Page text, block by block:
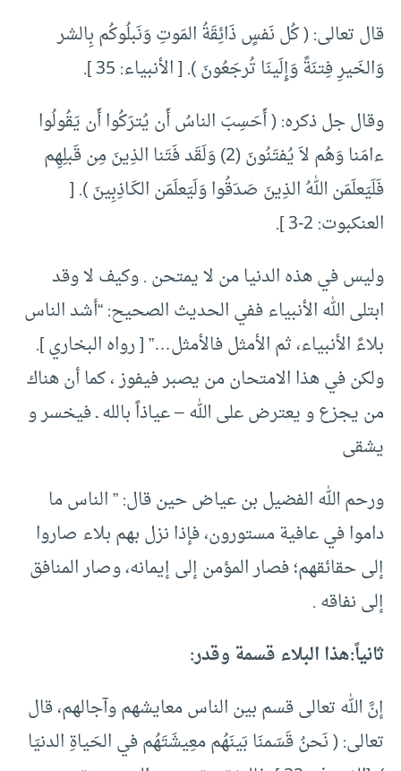
قال تعالى: ( كُل نَفسٍ ذَائِقَةُ المَوتِ وَنَبلُوكُم بِالشر
وَالخَيرِ فِتنَةً وَإِلَينَا تُرجَعُونَ ). [ الأنبياء: 35 ].
وقال جل ذكره: ( أَحَسِبَ الناسُ أَن يُترَكُوا أَن يَقُولُوا
ءامَنا وَهُم لاَ يُفتَنُونَ (2) وَلَقَد فَتَنا الذِينَ مِن قَبلِهِم
فَلَيَعلَمَن اللهُ الذِينَ صَدَقُوا وَلَيَعلَمَن الكَـاذِبِينَ ). [
العنكبوت: 2-3 ].
وليس في هذه الدنيا من لا يمتحن . وكيف لا وقد
ابتلى الله الأنبياء ففي الحديث الصحيح: “أشد الناس
بلاءً الأنبياء، ثم الأمثل فالأمثل…” [ رواه البخاري ].
ولكن في هذا الامتحان من يصبر فيفوز ، كما أن هناك
من يجزع و يعترض على الله – عياذاً بالله ـ فيخسر و
يشقى
ورحم الله الفضيل بن عياض حين قال: ” الناس ما
داموا في عافية مستورون، فإذا نزل بهم بلاء صاروا
إلى حقائقهم؛ فصار المؤمن إلى إيمانه، وصار المنافق
إلى نفاقه .
ثانياً:هذا البلاء قسمة وقدر:
إنَّ الله تعالى قسم بين الناس معايشهم وآجالهم، قال
تعالى: ( نَحنُ قَسَمنَا بَينَهُم معِيشَتَهُم في الحَياةِ الدنيَا